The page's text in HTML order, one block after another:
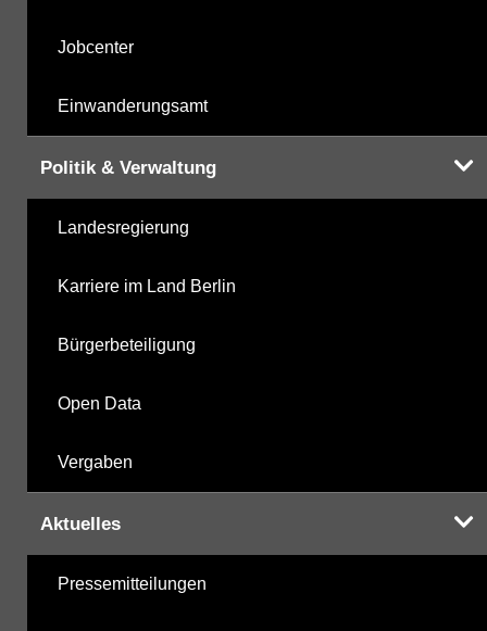
Jobcenter
Einwanderungsamt
Politik & Verwaltung
Landesregierung
Karriere im Land Berlin
Bürgerbeteiligung
Open Data
Vergaben
Aktuelles
Pressemitteilungen